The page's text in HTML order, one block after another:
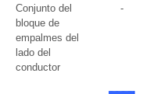
Conjunto del
bloque de
empalmes del
lado del
conductor
-